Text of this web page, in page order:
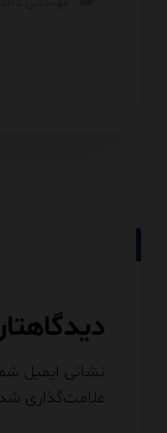
نشانی ایمیل
علامت‌گذاری